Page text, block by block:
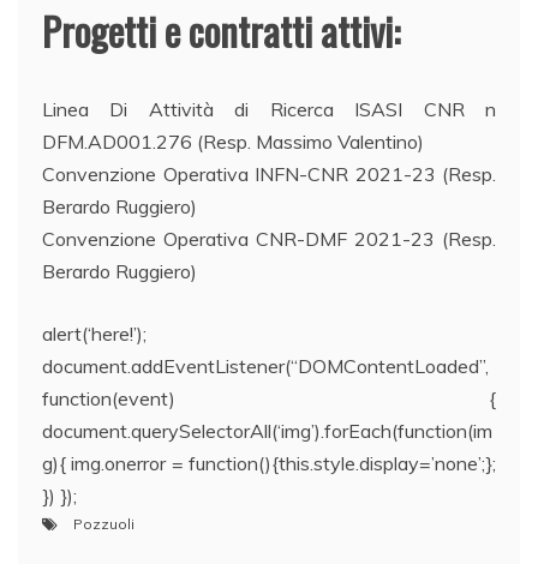
Progetti e contratti attivi:
Linea Di Attività di Ricerca ISASI CNR n
DFM.AD001.276 (Resp. Massimo Valentino)
Convenzione Operativa INFN-CNR 2021-23 (Resp.
Berardo Ruggiero)
Convenzione Operativa CNR-DMF 2021-23 (Resp.
Berardo Ruggiero)
alert(‘here!’);
document.addEventListener(“DOMContentLoaded”,
function(event) {
document.querySelectorAll(‘img’).forEach(function(im
g){ img.onerror = function(){this.style.display=’none’;};
}) });
Pozzuoli